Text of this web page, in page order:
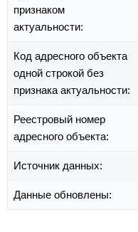
признаком
актуальности:
Код адресного объекта
одной строкой без
признака актуальности:
Реестровый номер
адресного объекта:
Источник данных:
Данные обновлены: